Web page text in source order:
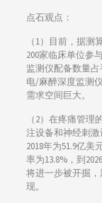
点石观点：
（1）目前，据
200家临床单位参
监测仪配备数量
电/麻醉深度监测
需求空间巨大。
（2）在疼痛管理
注设备和神经刺
2018年为51.9亿美
率为13.8%，到
将进一步被开掘
现。